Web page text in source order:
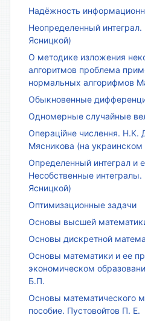
Надёжность
Неопределенный
Ясницкой)
О методике изложения
алгоритмов проблема
нормальных алгорифмов
Обыкновенные
Одномерные случайные
Операційне числення. Н.К.
Мясникова (на украинском
Определенный интеграл и
Несобственные
Ясницкой)
Оптимизационные задачи
Основы высшей
Основы дискретной
Основы математики и ее
экономическом
Б.П.
Основы математического
пособие. Пустовойтов П. Е.